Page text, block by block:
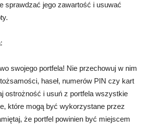
sprawdzać jego zawartość i usuwać
swojego portfela! Nie przechowuj w nim
haseł, numerów PIN czy kart
ostrożność i usuń z portfela wszystkie
które mogą być wykorzystane przez
że portfel powinien być miejscem